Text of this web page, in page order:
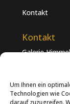
Um Ihnen ein
Technologien wie
darauf zuzugreifen.
Kontakt
Kontakt
Galerie
04182 – 69 55